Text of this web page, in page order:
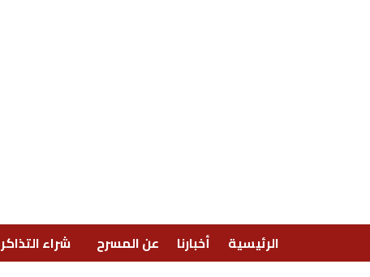
الرئيسية أخبارنا عن المسرح شراء التذاكر الرئيسية»مسرحية خيال